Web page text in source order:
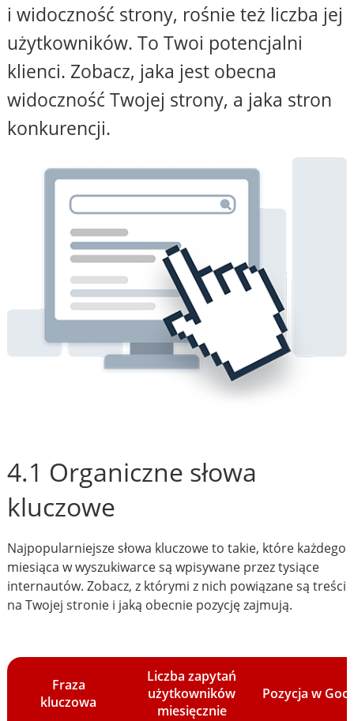
i widoczność strony, rośnie też liczba jej
użytkowników. To Twoi potencjalni
klienci. Zobacz, jaka jest obecna
widoczność Twojej strony, a jaka stron
konkurencji.
4.1 Organiczne słowa
kluczowe
Najpopularniejsze słowa kluczowe to takie, które każdego
miesiąca w wyszukiwarce są wpisywane przez tysiące
internautów. Zobacz, z którymi z nich powiązane są treści
na Twojej stronie i jaką obecnie pozycję zajmują.
Fraza
kluczowa
Liczba zapytań
użytkowników
miesięcznie
Pozycja w